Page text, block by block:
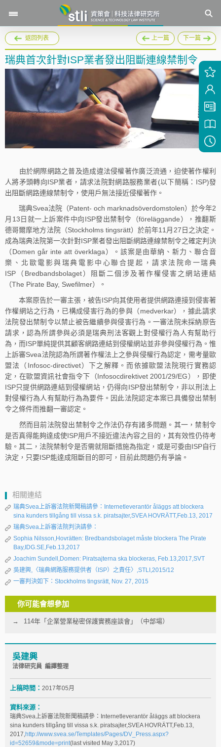
返回列表 上一篇 下一篇
瑞典首次針對ISP業者發出阻斷連線禁制令
由於網際網路之普及造成違法侵權著作廣泛流通，迫使著作權利
人將矛頭轉向ISP業者，請求法院對網路服務業者(以下簡稱：ISP)發
出阻斷網路連線禁制令，使用戶無法接近侵權著作。
瑞典Svea法院（Patent- och marknadsöverdomstolen）於今年2
月13日就一上訴案件中向ISP發出禁制令（föreläggande），推翻斯
德哥爾摩地方法院（Stockholms tingsrätt）於前年11月27日之決定。
成為瑞典法院第一次針對ISP業者發出阻斷網路連線禁制令之確定判決
（Domen går inte att överklaga）。該案是由華納、新力、聯合音
樂、北歐電影與瑞典電影中心聯合提起，請求法院命一瑞典
ISP（Bredbandsbolaget）阻斷二個涉及著作權侵害之網站連結
（The Pirate Bay, Swefilmer）。
本案原告於一審主張，被告ISP向其使用者提供網路連接到侵害著
作權網站之行為，已構成侵害行為的參與（medverkar），據此請求
法院發出禁制令以禁止被告繼續參與侵害行為。一審法院未採納原告
請求，認為所謂參與必須是瑞典刑法客觀上對侵權行為人有幫助行
為，而ISP單純提供其顧客網路連結到侵權網站並非參與侵權行為。惟
上訴審Svea法院認為所謂著作權法上之參與侵權行為認定，需考量歐
盟法（Infosoc-directivet）下之解釋。而依據歐盟法院現行實務認
定，在歐盟資訊社會指令下（Infosocdirektivet 2001/29/EG），即使
ISP只提供網路連結到侵權網站，仍得向ISP發出禁制令，非以刑法上
對侵權行為人有幫助行為為要件。因此法院認定本案已具備發出禁制
令之條件而推翻一審認定。
然而目前法院發出禁制令之作法仍存有諸多問題。其一，禁制令
是否真得能夠達成使ISP用戶不接近違法內容之目的，其有效性仍待考
驗。其二，法院禁制令是否需就阻斷措施為指定，或是可委由ISP自行
決定，只要ISP能達成阻斷目的即可，目前此問題仍有爭論。
相關連結
瑞典Svea上訴審法院新聞稿請參：Internetleverantör åläggs att blockera
sina kunders tillgång till vissa s.k. piratsajter,SVEA HOVRÄTT,Feb.13, 2017
瑞典Svea上訴審法院判決請參：
Sophia Nilsson,Hovrätten: Bredbandsbolaget måste blockera The Pirate
Bay,IDG.SE,Feb.13,2017
Joachim Sundell,Domen: Piratsajterna ska blockeras, Feb.13,2017,SVT
吳建興,〈瑞典網路服務提供者（ISP）之責任〉,STLI,2015/12
一審判決如下：Stockholms tingsrätt, Nov. 27, 2015
你可能會想參加
114年「企業營業秘密保護實務座談會」（中部場）
吳建興
法律研究員 編譯整理
上稿時間： 2017年05月
資料來源：
瑞典Svea上訴審法院新聞稿請參：Internetleverantör åläggs att blockera
sina kunders tillgång till vissa s.k. piratsajter,SVEA HOVRÄTT,Feb.13,
2017, http://www.svea.se/Templates/Pages/DV_Press.aspx?
id=52659&mode=print(last visited May 3,2017)